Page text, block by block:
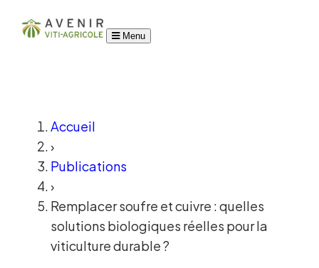
Menu
Accueil
›
Publications
›
Remplacer soufre et cuivre : quelles
solutions biologiques réelles pour la
viticulture durable ?